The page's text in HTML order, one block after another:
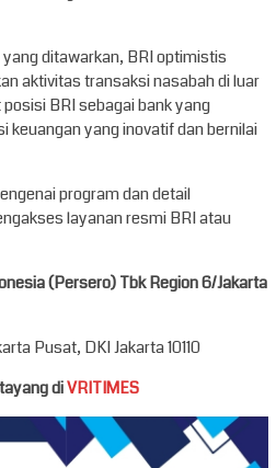
ditawarkan, BRI optimistis
aktivitas transaksi nasabah di luar
BRI sebagai bank yang
keuangan yang inovatif dan bernilai
program dan detail
layanan resmi BRI atau
(Persero) Tbk Region 6/Jakarta
Pusat, DKI Jakarta 10110
diVRITIMES